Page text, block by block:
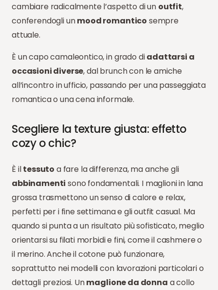
cambiare radicalmente l’aspetto di un outfit,
conferendogli unmood romantico sempre
attuale.
È un capo camaleontico, in grado diadattarsi a
occasioni diverse, dal brunch con le amiche
all’incontro in ufficio, passando per una passeggiata
romantica o una cena informale.
Scegliere la texture giusta: effetto
cozy o chic?
È iltessuto a fare la differenza, ma anche gli
abbinamenti sono fondamentali. I maglioni in lana
grossa trasmettono un senso di calore e relax,
perfetti per i fine settimana e gli outfit casual. Ma
quando si punta a un risultato più sofisticato, meglio
orientarsi su filati morbidi e fini, come il cashmere o
il merino. Anche il cotone può funzionare,
soprattutto nei modelli con lavorazioni particolari o
dettagli preziosi. Unmaglione da donna a collo